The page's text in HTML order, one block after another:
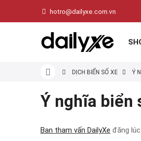
hotro@dailyxe.com.vn
DỊCH BIỂN SỐ XE Ý
Ý nghĩa biển
Ban tham vấn DailyXe đăng lúc